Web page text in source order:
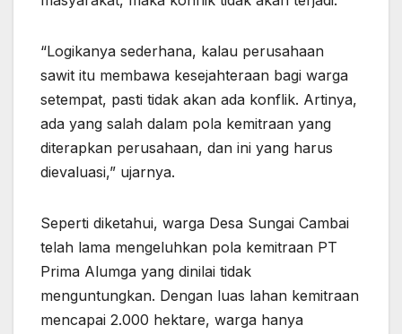
“Logikanya sederhana, kalau perusahaan
sawit itu membawa kesejahteraan bagi warga
setempat, pasti tidak akan ada konflik. Artinya,
ada yang salah dalam pola kemitraan yang
diterapkan perusahaan, dan ini yang harus
dievaluasi,” ujarnya.
Seperti diketahui, warga Desa Sungai Cambai
telah lama mengeluhkan pola kemitraan PT
Prima Alumga yang dinilai tidak
menguntungkan. Dengan luas lahan kemitraan
mencapai 2.000 hektare, warga hanya